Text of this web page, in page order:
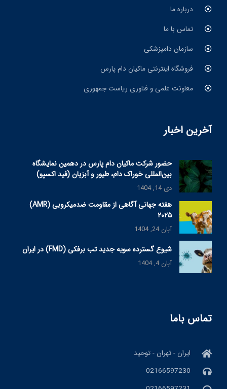
درباره ما
تماس با ما
سازمان دامپزشکی
فروشگاه اینترنتی ماکیان دام پارس
معاونت علمی و فناوری ریاست جمهوری
آخرین اخبار
حضور شرکت ماکیان دام پارس در دهمین نمایشگاه
بین‌المللی خوراک دام، طیور و آبزیان (فید اکسپو)
دی 14, 1404
هفته جهانی آگاهی از مقاومت ضدمیکروبی (AMR)
۲۰۲۵
آبان 24, 1404
شیوع گسترده سویه جدید تب برفکی (FMD) در ایران
آبان 4, 1404
تماس باما
ایران - تهران - توحید
02166597230